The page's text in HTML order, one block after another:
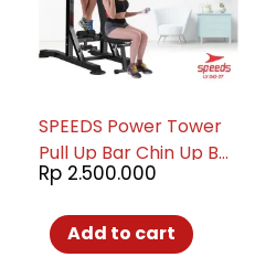
SPEEDS Power Tower
Pull Up Bar Chin Up Bar
Alat Olahraga Fitness
Rp 2.500.000
Add to cart